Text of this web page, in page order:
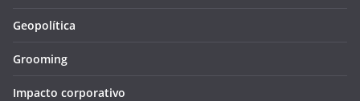
Geopolítica
Grooming
Impacto corporativo